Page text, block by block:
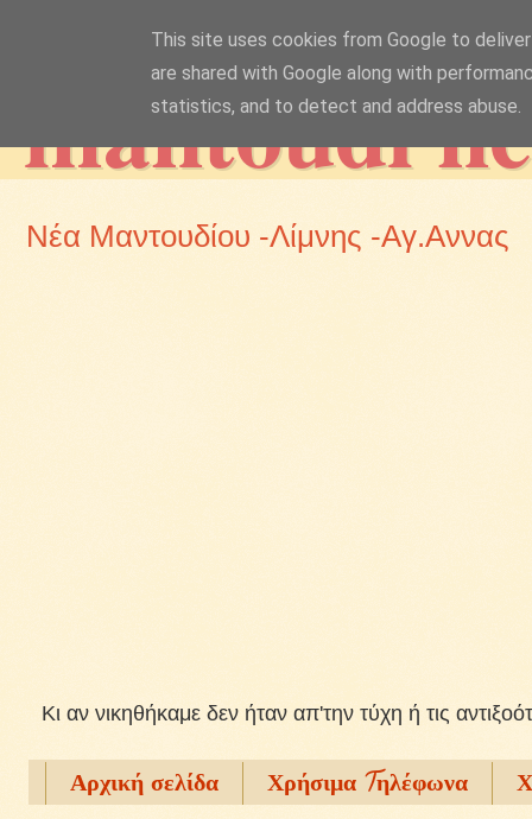
mantoudi
Νέα Μαντουδίου -Λίμνης -Αγ.Αννας
Kι αν νικηθήκαμε δεν ήταν απ'την τύχη ή τις
Αρχική σελίδα Χρήσιμα Tηλέφωνα
This site uses cookies from Google to
are shared with Google along with
statistics, and to detect and address abuse.